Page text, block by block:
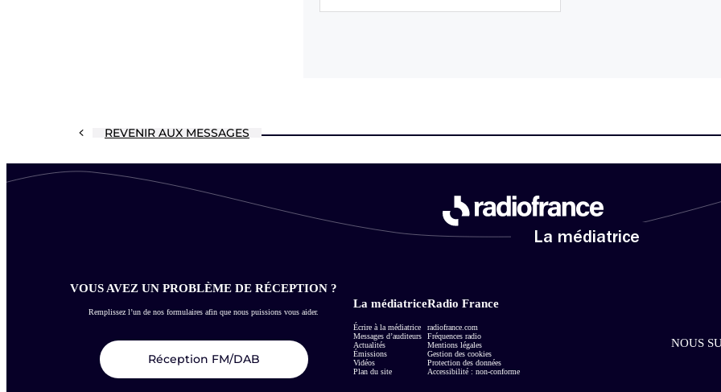
REVENIR AUX MESSAGES
La médiatrice
VOUS AVEZ UN PROBLÈME DE RÉCEPTION ?
Remplissez l’un de nos formulaires afin que nous puissions vous aider.
Réception FM/DAB
La médiatrice
Écrire à la médiatrice
Messages d’auditeurs
Actualités
Émissions
Vidéos
Plan du site
Radio France
radiofrance.com
Fréquences radio
Mentions légales
Gestion des cookies
Protection des données
Accessibilité : non-conforme
NOUS